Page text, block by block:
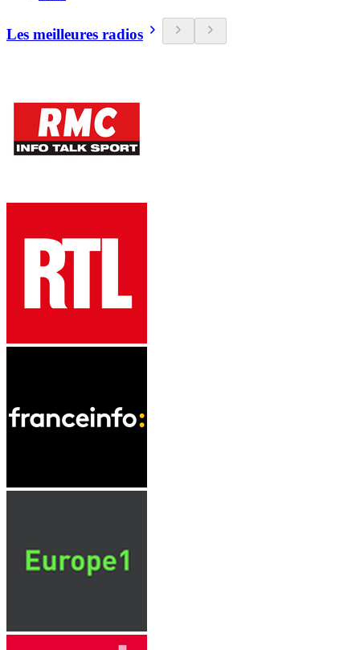
Les meilleures radios